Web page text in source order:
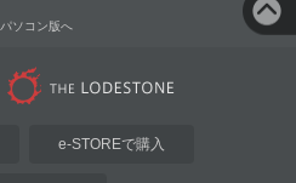
パソコン版へ
e-STOREで購入